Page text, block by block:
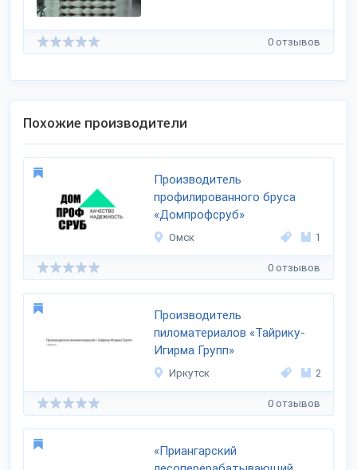
0 отзывов
Похожие производители
Производитель
профилированного бруса
«Домпрофсруб»
Омск 1
0 отзывов
Производитель
пиломатериалов «Тайрику-
Игирма Групп»
Иркутск 2
0 отзывов
«Приангарский